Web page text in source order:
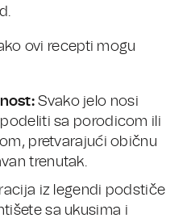
ovi recepti mogu
Svako jelo nosi
sa porodicom ili
pretvarajući običnu
trenutak.
iz legendi podstiče
sa ukusima i